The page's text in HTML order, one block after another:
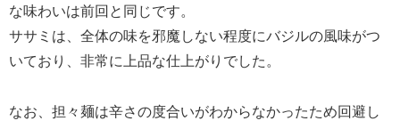
な味わいは前回と同じです。
ササミは、全体の味を邪魔しない程度にバジルの風味がつ
いており、非常に上品な仕上がりでした。
なお、担々麺は辛さの度合いがわからなかったため回避し